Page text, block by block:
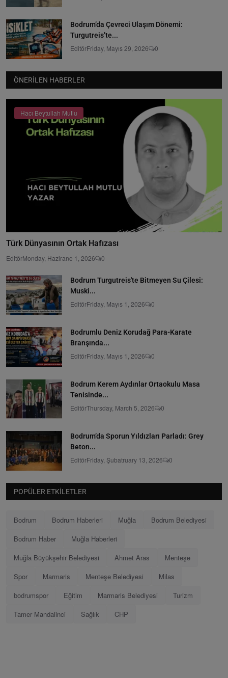
Bodrum’da Çevreci Ulaşım Dönemi:
Turgutreis’te...
EditörFriday, Mayıs 29, 2026 0
ÖNERILEN HABERLER
Hacı Beytullah Mutlu
Türk Dünyasının Ortak Hafızası
EditörMonday, Hazirane 1, 2026 0
Bodrum Turgutreis'te Bitmeyen Su Çilesi:
Muski...
EditörFriday, Mayıs 1, 2026 0
Bodrumlu Deniz Korudağ Para-Karate
Branşında...
EditörFriday, Mayıs 1, 2026 0
Bodrum Kerem Aydınlar Ortaokulu Masa
Tenisinde...
EditörThursday, March 5, 2026 0
Bodrum’da Sporun Yıldızları Parladı: Grey
Beton...
EditörFriday, Şubatruary 13, 2026 0
POPÜLER ETKILETLER
Bodrum Bodrum Haberleri Muğla
Bodrum Belediyesi
Bodrum Haber
Muğla Haberleri
Muğla Büyükşehir Belediyesi
Ahmet Aras
Menteşe
Spor
Marmaris Menteşe Belediyesi
Milas
bodrumspor
Eğitim Marmaris Belediyesi
Turizm
Tamer Mandalinci
Sağlık CHP